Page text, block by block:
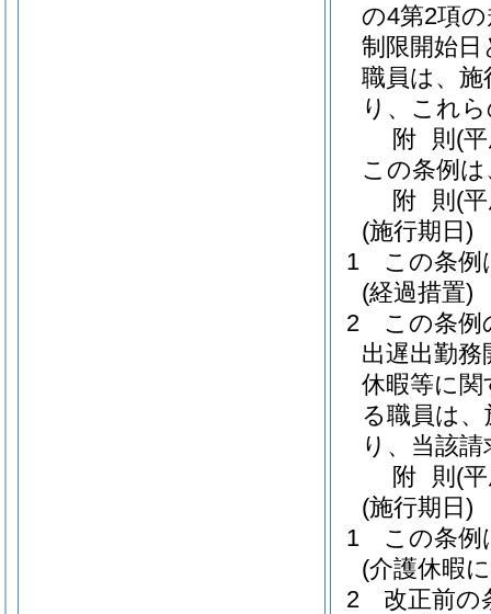
の4第2項
制限開始
職員は、
り、これ
附 則 (
この条例
附 則 (
(施行期日)
1
この条例
(経過措置)
2
この条例
出遅出勤
休暇等に
る職員は
り、当該
附 則 (
(施行期日)
1
この条例
(介護休暇
2
改正前の